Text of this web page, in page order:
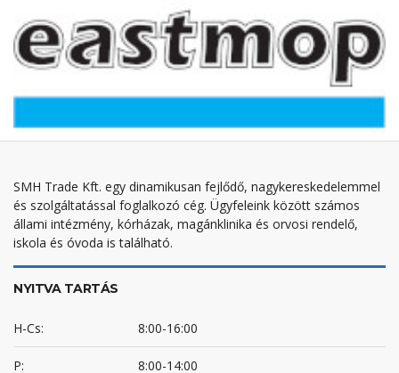
SMH Trade Kft. egy dinamikusan fejlődő, nagykereskedelemmel
és szolgáltatással foglalkozó cég. Ügyfeleink között számos
állami intézmény, kórházak, magánklinika és orvosi rendelő,
iskola és óvoda is található.
NYITVA TARTÁS
H-Cs: 8:00-16:00
P: 8:00-14:00